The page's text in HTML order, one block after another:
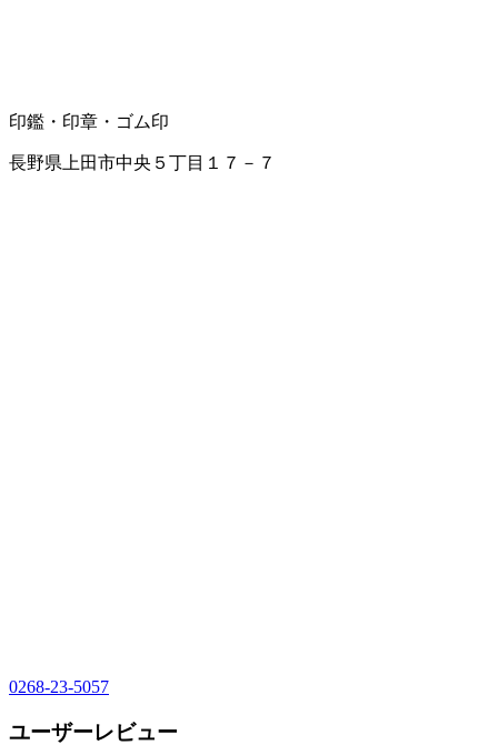
印鑑・印章・ゴム印
長野県上田市中央５丁目１７－７
0268-23-5057
ユーザーレビュー